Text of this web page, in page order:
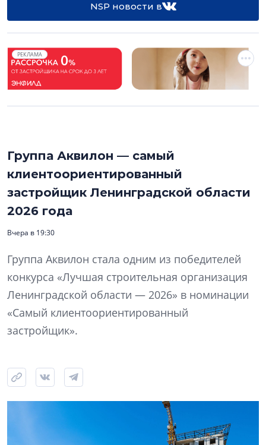
NSP новости в
РЕКЛАМА
Группа Аквилон — самый
клиентоориентированный
застройщик Ленинградской области
2026 года
Вчера в 19:30
Группа Аквилон стала одним из победителей
конкурса «Лучшая строительная организация
Ленинградской области — 2026» в номинации
«Самый клиентоориентированный
застройщик».